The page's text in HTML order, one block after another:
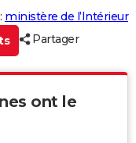
ministère de l’Intérieur
Partager
ont le